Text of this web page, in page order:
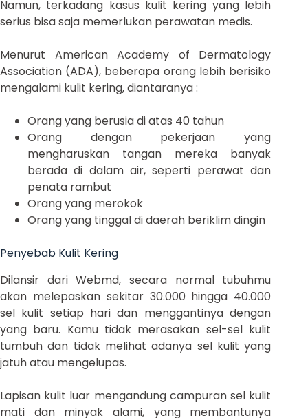
Namun, terkadang kasus kulit kering yang lebih
serius bisa saja memerlukan perawatan medis.
Menurut American Academy of Dermatology
Association (ADA), beberapa orang lebih berisiko
mengalami kulit kering, diantaranya :
Orang yang berusia di atas 40 tahun
Orang dengan pekerjaan yang
mengharuskan tangan mereka banyak
berada di dalam air, seperti perawat dan
penata rambut
Orang yang merokok
Orang yang tinggal di daerah beriklim dingin
Penyebab Kulit Kering
Dilansir dari Webmd, secara normal tubuhmu
akan melepaskan sekitar 30.000 hingga 40.000
sel kulit setiap hari dan menggantinya dengan
yang baru. Kamu tidak merasakan sel-sel kulit
tumbuh dan tidak melihat adanya sel kulit yang
jatuh atau mengelupas.
Lapisan kulit luar mengandung campuran sel kulit
mati dan minyak alami, yang membantunya